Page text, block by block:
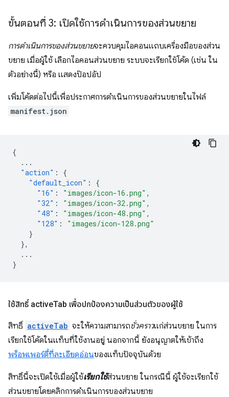
ขั้นตอนที่ 3: เปิดใช้การดำเนินการของส่วนขยาย
การดำเนินการของส่วนขยายจะควบคุมไอคอนแถบเครื่องมือของส่วน
ขยาย เมื่อผู้ใช้ เลือกไอคอนส่วนขยาย ระบบจะเรียกใช้โค้ด (เช่น ใน
ตัวอย่างนี้) หรือ แสดงป๊อปอัป
เพิ่มโค้ดต่อไปนี้เพื่อประกาศการดำเนินการของส่วนขยายในไฟล์
manifest.json
{
...
"action" :
{
"default_icon" :
{
"16" : "images/icon-16.png" ,
"32" : "images/icon-32.png" ,
"48" : "images/icon-48.png" ,
"128" :
"images/icon-128.png"
}
},
...
}
ใช้สิทธิ์ activeTab เพื่อปกป้องความเป็นส่วนตัวของผู้ใช้
สิทธิ์ activeTab จะให้ความสามารถชั่วคราวแก่ส่วนขยาย ในการ
เรียกใช้โค้ดในแท็บที่ใช้งานอยู่ นอกจากนี้ ยังอนุญาตให้เข้าถึง
พร็อพเพอร์ตี้ที่ละเอียดอ่อนของแท็บปัจจุบันด้วย
สิทธิ์นี้จะเปิดใช้เมื่อผู้ใช้เรียกใช้ส่วนขยาย ในกรณีนี้ ผู้ใช้จะเรียกใช้
ส่วนขยายโดยคลิกการดำเนินการของส่วนขยาย